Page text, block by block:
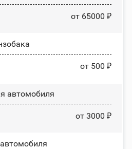
от 65000 ₽
от 500 ₽
автомобиля
от 3000 ₽